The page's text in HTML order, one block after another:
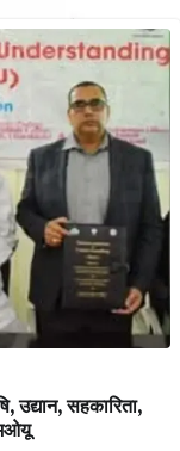
उद्यान, सहकारिता,